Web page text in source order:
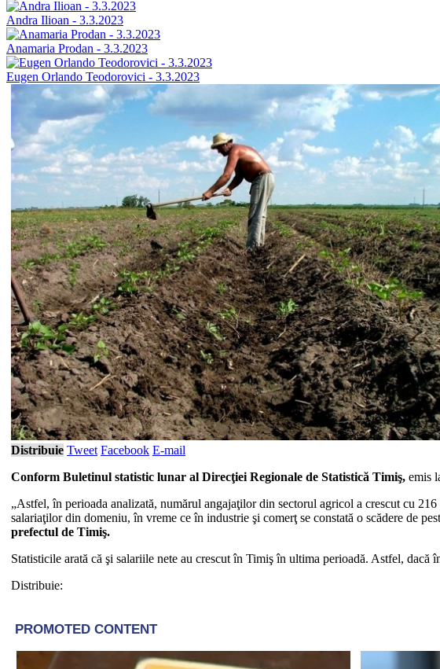
Andra Ilioan - 3.3.2023
Anamaria Prodan - 3.3.2023
Eugen Orlando Teodorovici - 3.3.2023
Distribuie Tweet Facebook E-mail
Conform Buletinul statistic lunar al Direcţiei Regionale de Statistică Timiş, emis
„Astfel, în perioada analizată, numărul angajaţilor din sectorul agricol a crescut cu
salariaţilor din domeniu, în vreme ce în industrie şi comerţ se constată o scădere de
prefectul de Timiş.
Statisticile arată că şi salariile nete au crescut în Timiş în ultima perioadă. Astfel,
Distribuie: